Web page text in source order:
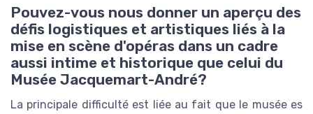
Pouvez-vous nous donner un aperçu des
défis logistiques et artistiques liés à la
mise en scène d'opéras dans un cadre
aussi intime et historique que celui du
Musée Jacquemart-André?
La principale difficulté est liée au fait que le musée es